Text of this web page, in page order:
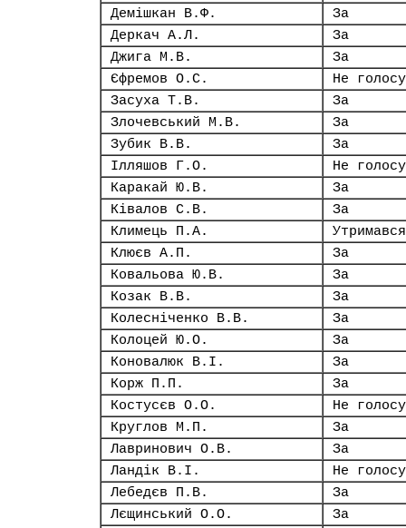
Демішкан В.Ф.
За
Деркач А.Л.
За
Джига М.В.
За
Єфремов О.С.
Не
Засуха Т.В.
За
Злочевський М.В.
За
Зубик В.В.
За
Ілляшов Г.О.
Не
Каракай Ю.В.
За
Ківалов С.В.
За
Климець П.А.
Утримався
Клюєв А.П.
За
Ковальова Ю.В.
За
Козак В.В.
За
Колесніченко В.В.
За
Колоцей Ю.О.
За
Коновалюк В.І.
За
Корж П.П.
За
Костусєв О.О.
Не
Круглов М.П.
За
Лавринович О.В.
За
Ландік В.І.
Не
Лебедєв П.В.
За
Лєщинський О.О.
За